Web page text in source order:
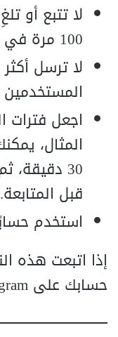
لا تتبع أو
100 مرة في الساعة.
اجعل فترات
المثال،
قبل المتابعة.
استخدم
إذا اتبعت هذه
حسابك على Instagram.